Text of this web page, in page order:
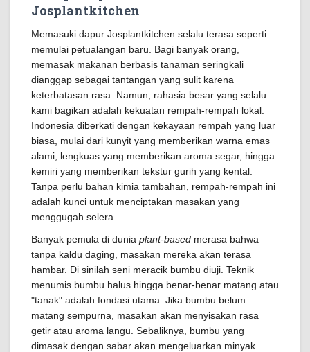
Josplantkitchen
Memasuki dapur Josplantkitchen selalu terasa seperti
memulai petualangan baru. Bagi banyak orang,
memasak makanan berbasis tanaman seringkali
dianggap sebagai tantangan yang sulit karena
keterbatasan rasa. Namun, rahasia besar yang selalu
kami bagikan adalah kekuatan rempah-rempah lokal.
Indonesia diberkati dengan kekayaan rempah yang luar
biasa, mulai dari kunyit yang memberikan warna emas
alami, lengkuas yang memberikan aroma segar, hingga
kemiri yang memberikan tekstur gurih yang kental.
Tanpa perlu bahan kimia tambahan, rempah-rempah ini
adalah kunci untuk menciptakan masakan yang
menggugah selera.
Banyak pemula di dunia plant-based merasa bahwa
tanpa kaldu daging, masakan mereka akan terasa
hambar. Di sinilah seni meracik bumbu diuji. Teknik
menumis bumbu halus hingga benar-benar matang atau
"tanak" adalah fondasi utama. Jika bumbu belum
matang sempurna, masakan akan menyisakan rasa
getir atau aroma langu. Sebaliknya, bumbu yang
dimasak dengan sabar akan mengeluarkan minyak